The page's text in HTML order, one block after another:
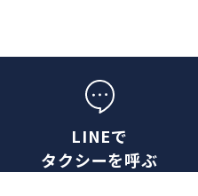
LINEで
タクシーを呼ぶ